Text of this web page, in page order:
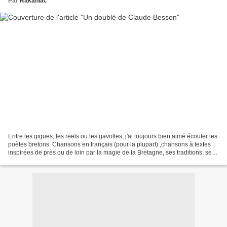
Entre les gigues, les reels ou les gavottes, j'ai toujours bien aimé écouter les
poètes bretons. Chansons en français (pour la plupart) ,chansons à textes
inspirées de près ou de loin par la magie de la Bretagne, ses traditions, ses